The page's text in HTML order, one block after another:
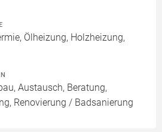
Ölheizung, Holzheizung,
Austausch, Beratung,
Renovierung / Badsanierung